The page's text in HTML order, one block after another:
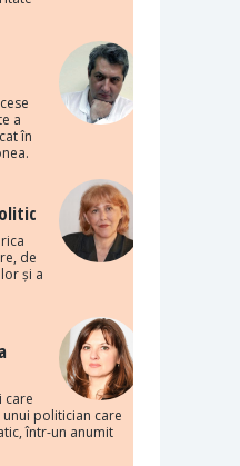
a
în
de
și a
care
politician care
într-un anumit